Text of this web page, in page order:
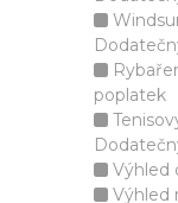
poplatek
Výhled
Výhled